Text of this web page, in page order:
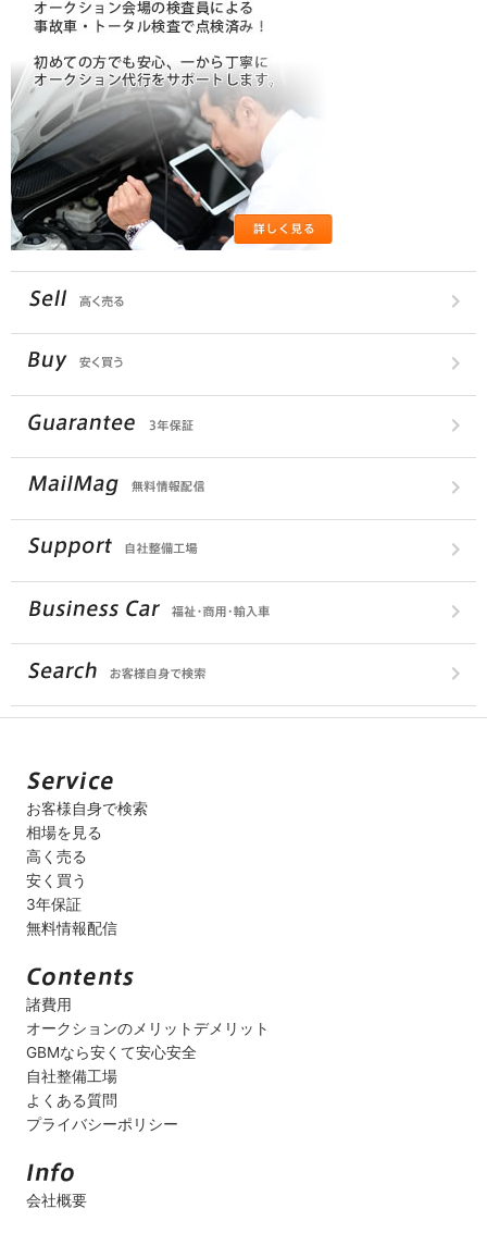
お客様自身で検索
相場を見る
高く売る
安く買う
3年保証
無料情報配信
諸費用
オークションのメリットデメリット
GBMなら安くて安心安全
自社整備工場
よくある質問
プライバシーポリシー
会社概要